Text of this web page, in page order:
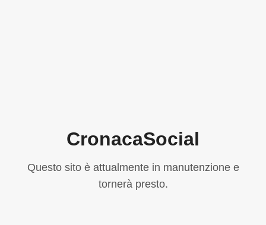
CronacaSocial
Questo sito è attualmente in manutenzione e
tornerà presto.